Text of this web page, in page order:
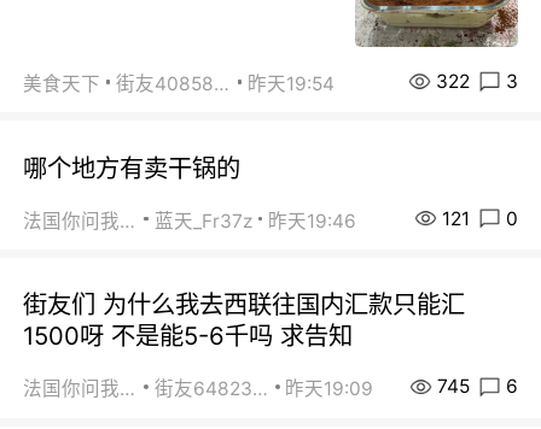
美食天下 街友40858442 昨天19:54 322 3
哪个地方有卖干锅的
法国你问我答 蓝天_Fr37z 昨天19:46 121 0
街友们 为什么我去西联往国内汇款只能汇
1500呀 不是能5-6千吗 求告知
法国你问我答 街友64823891 昨天19:09 745 6